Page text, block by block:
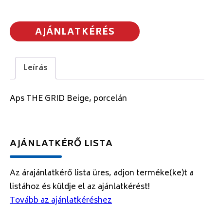
AJÁNLATKÉRÉS
Leírás
Aps THE GRID Beige, porcelán
AJÁNLATKÉRŐ LISTA
Az árajánlatkérő lista üres, adjon terméke(ke)t a
listához és küldje el az ajánlatkérést!
Tovább az ajánlatkéréshez